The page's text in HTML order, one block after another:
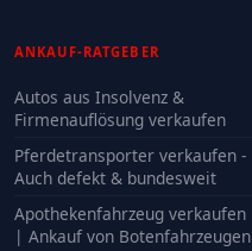
ANKAUF-RATGEBER
Autos aus Insolvenz &
Firmenauflösung verkaufen
Pferdetransporter verkaufen -
Auch defekt & bundesweit
Apothekenfahrzeug verkaufen
| Ankauf von Botenfahrzeugen